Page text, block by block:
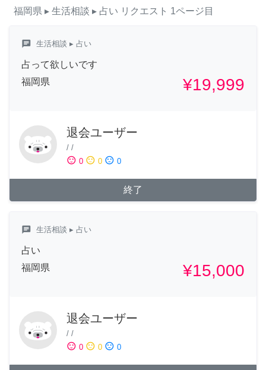
福岡県 ▸ 生活相談 ▸ 占い リクエスト 1ページ目
chat 生活相談 ▸ 占い
占って欲しいです
福岡県
¥19,999
退会ユーザー
/ /
sentiment_satisfied 0 sentiment_neutral 0 sentiment_dissatisfied 0
終了
chat 生活相談 ▸ 占い
占い
福岡県
¥15,000
退会ユーザー
/ /
sentiment_satisfied 0 sentiment_neutral 0 sentiment_dissatisfied 0